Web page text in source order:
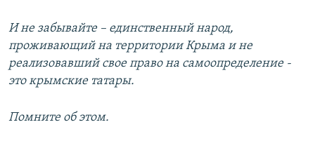
И не забывайте – единственный народ,
проживающий на территории Крыма и не
реализовавший свое право на самоопределение -
это крымские татары.
Помните об этом.